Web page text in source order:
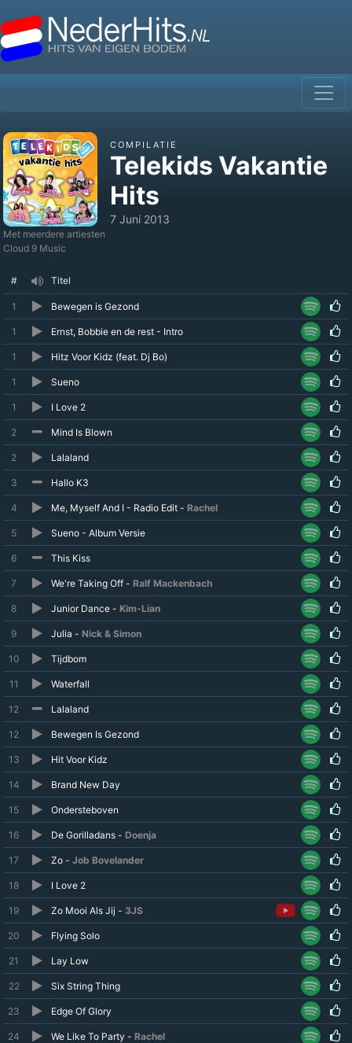
COMPILATIE
Telekids Vakantie
Hits
7 Juni 2013
Met meerdere artiesten
Cloud 9 Music
# Titel
1 Bewegen is Gezond
1 Ernst, Bobbie en de rest - Intro
1 Hitz Voor Kidz (feat. Dj Bo)
1 Sueno
1 I Love 2
2 Mind Is Blown
2 Lalaland
3 Hallo K3
4 Me, Myself And I - Radio Edit - Rachel
5 Sueno - Album Versie
6 This Kiss
7 We're Taking Off - Ralf Mackenbach
8 Junior Dance - Kim-Lian
9 Julia - Nick & Simon
10 Tijdbom
11 Waterfall
12 Lalaland
12 Bewegen Is Gezond
13 Hit Voor Kidz
14 Brand New Day
15 Ondersteboven
16 De Gorilladans - Doenja
17 Zo - Job Bovelander
18 I Love 2
19 Zo Mooi Als Jij - 3JS
20 Flying Solo
21 Lay Low
22 Six String Thing
23 Edge Of Glory
24 We Like To Party - Rachel